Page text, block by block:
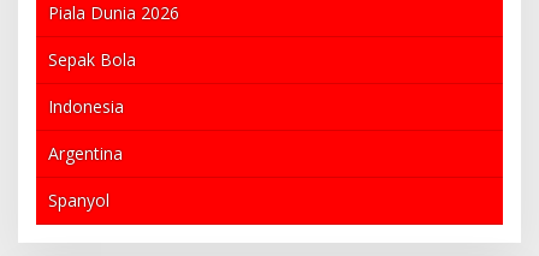
Piala Dunia 2026
Sepak Bola
Indonesia
Argentina
Spanyol